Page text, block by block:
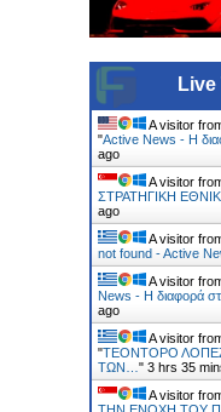
Live
A visitor
"Active News - Η
ago
A visitor
ΣΤΡΑΤΗΓΙΚΗ
ago
A visitor
not found - Active
A visitor
News - Η διαφορά
ago
A visitor
"ΤΕΟΝΤΟΡΟ
ΤΩΝ… " 3 hrs 35
A visitor